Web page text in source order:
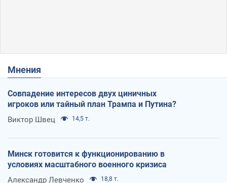
Мнения
Совпадение интересов двух циничных
игроков или тайный план Трампа и Путина?
Виктор Швец 14,5 т.
Минск готовится к функционированию в
условиях масштабного военного кризиса
Александр Левченко 18,8 т.